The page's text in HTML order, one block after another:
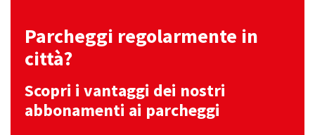
Parcheggi regolarmente in
città?
Scopri i vantaggi dei nostri
abbonamenti ai parcheggi